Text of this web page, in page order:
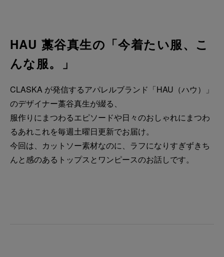
HAU 藁谷真生の「今着たい服、こ
んな服。」
CLASKA が発信するアパレルブランド「HAU（ハウ）」
のデザイナー藁谷真生が綴る、
服作りにまつわるエピソードや日々のおしゃれにまつわ
るあれこれを毎週土曜日更新でお届け。
今回は、カットソー素材なのに、ラフになりすぎずきち
んと感のあるトップスとワンピースのお話しです。